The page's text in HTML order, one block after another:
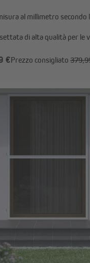
al millimetro secondo
di alta qualità per le
€Prezzo consigliato